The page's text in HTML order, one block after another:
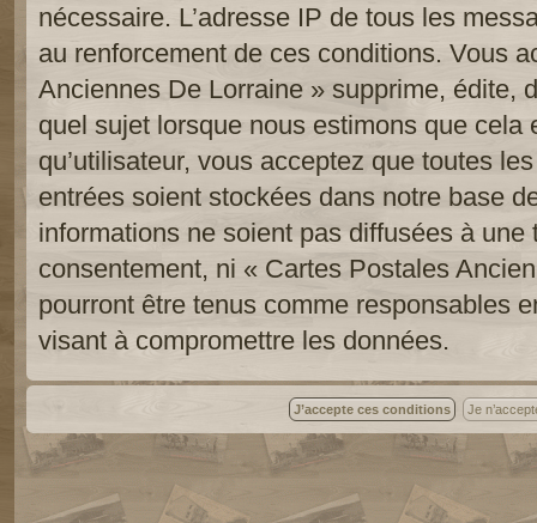
nécessaire. L’adresse IP de tous les
au renforcement de ces conditions. Vous
Anciennes De Lorraine » supprime, édite,
quel sujet lorsque nous estimons que cela
qu’utilisateur, vous acceptez que toutes
entrées soient stockées dans notre base
informations ne soient pas diffusées à une
consentement, ni « Cartes Postales
pourront être tenus comme responsables
visant à compromettre les données.